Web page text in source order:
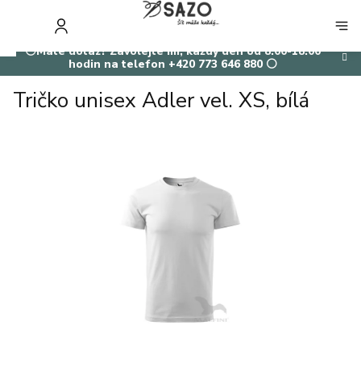
⚪Máte dotaz? Zavolejte mi, každý den od 8:00-18:00
hodin na telefon +420 773 646 880 ⚪
KOŠÍK
Tričko unisex Adler vel. XS, bílá